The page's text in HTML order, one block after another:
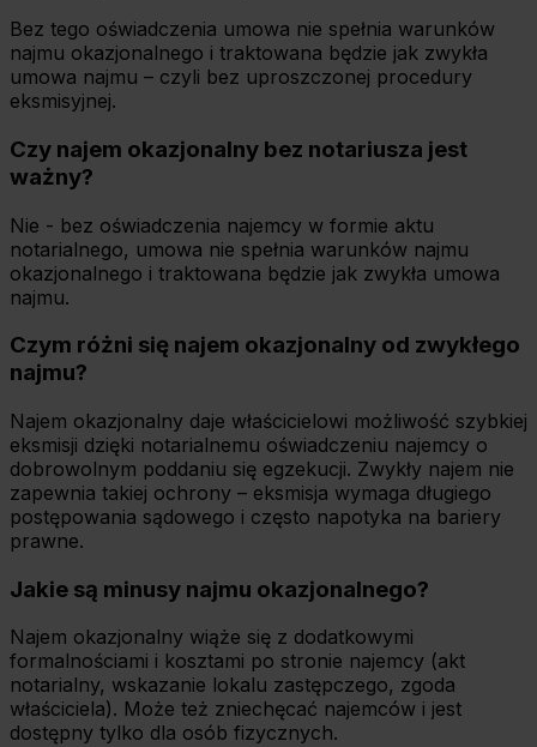
Bez tego oświadczenia umowa nie spełnia warunków
najmu okazjonalnego i traktowana będzie jak zwykła
umowa najmu – czyli bez uproszczonej procedury
eksmisyjnej.
Czy najem okazjonalny bez notariusza jest
ważny?
Nie - bez oświadczenia najemcy w formie aktu
notarialnego, umowa nie spełnia warunków najmu
okazjonalnego i traktowana będzie jak zwykła umowa
najmu.
Czym różni się najem okazjonalny od zwykłego
najmu?
Najem okazjonalny daje właścicielowi możliwość szybkiej
eksmisji dzięki notarialnemu oświadczeniu najemcy o
dobrowolnym poddaniu się egzekucji. Zwykły najem nie
zapewnia takiej ochrony – eksmisja wymaga długiego
postępowania sądowego i często napotyka na bariery
prawne.
Jakie są minusy najmu okazjonalnego?
Najem okazjonalny wiąże się z dodatkowymi
formalnościami i kosztami po stronie najemcy (akt
notarialny, wskazanie lokalu zastępczego, zgoda
właściciela). Może też zniechęcać najemców i jest
dostępny tylko dla osób fizycznych.